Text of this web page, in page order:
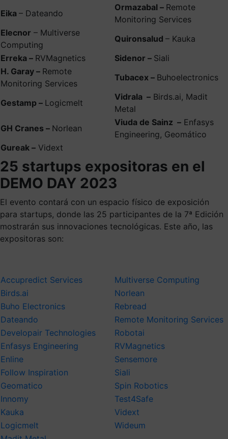
Eika – Dateando
Ormazabal – Remote
Monitoring Services
Elecnor – Multiverse
Computing
Quironsalud – Kauka
Erreka – RVMagnetics Sidenor – Siali
H. Garay – Remote
Monitoring Services
Tubacex – Buhoelectronics
Gestamp – Logicmelt
Vidrala – Birds.ai, Madit
Metal
GH Cranes – Norlean
Viuda de Sainz – Enfasys
Engineering, Geomático
Gureak – Vidext
25 startups expositoras en el
DEMO DAY 2023
El evento contará con un espacio físico de exposición
para startups, donde las 25 participantes de la 7ª Edición
mostrarán sus innovaciones tecnológicas. Este año, las
expositoras son:
Accupredict Services
Multiverse Computing
Birds.ai
Norlean
Buho Electronics
Rebread
Dateando
Remote Monitoring Services
Developair Technologies
Robotai
Enfasys Engineering
RVMagnetics
Enline
Sensemore
Follow Inspiration
Siali
Geomatico
Spin Robotics
Innomy
Test4Safe
Kauka
Vidext
Logicmelt
Wideum